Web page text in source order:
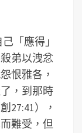
「應得」
弟以洩忿
恨雅各，
，到那時
27:41），
難受，但